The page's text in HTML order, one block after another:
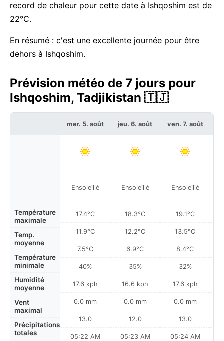
record de chaleur pour cette date à Ishqoshim est de
22°C.
En résumé : c'est une excellente journée pour être
dehors à Ishqoshim.
Prévision météo de 7 jours pour
Ishqoshim, Tadjikistan 🇹🇯
Température
maximale
Temp.
moyenne
Température
minimale
Humidité
moyenne
Vent
maximal
Précipitations
totales
mer. 5. août
Ensoleillé
17.4°C
11.9°C
7.5°C
40%
17.6 kph
0.0 mm
13.0
05:22 AM
jeu. 6. août
Ensoleillé
18.3°C
12.2°C
6.9°C
35%
16.6 kph
0.0 mm
12.0
05:23 AM
ven. 7. août
Ensoleillé
19.1°C
13.5°C
8.4°C
32%
17.6 kph
0.0 mm
13.0
05:24 AM